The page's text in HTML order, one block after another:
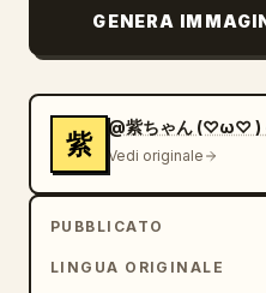
GENERA
紫
@紫ちゃん (⁠♡⁠ω⁠♡⁠ ⁠)⁠
Vedi originale
PUBBLICATO
LINGUA ORIGINALE